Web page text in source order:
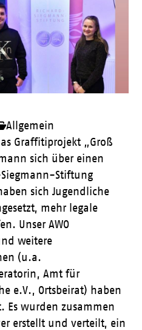
Allgemein
Graffitiprojekt „Groß
sich über einen
Stiftung
sich Jugendliche
mehr legale
Unser AWO
weitere
(u.a.
Amt für
e.V., Ortsbeirat) haben
Es wurden zusammen
erstellt und verteilt, ein